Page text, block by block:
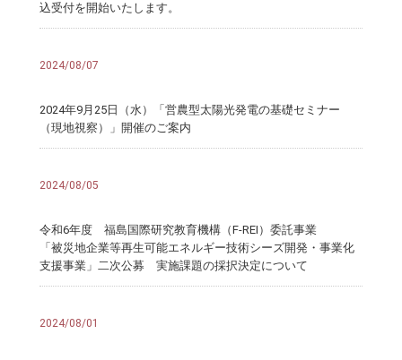
込受付を開始いたします。
2024/08/07
2024年9月25日（水）「営農型太陽光発電の基礎セミナー
（現地視察）」開催のご案内
2024/08/05
令和6年度 福島国際研究教育機構（F-REI）委託事業
「被災地企業等再⽣可能エネルギー技術シーズ開発・事業化
⽀援事業」二次公募 実施課題の採択決定について
2024/08/01